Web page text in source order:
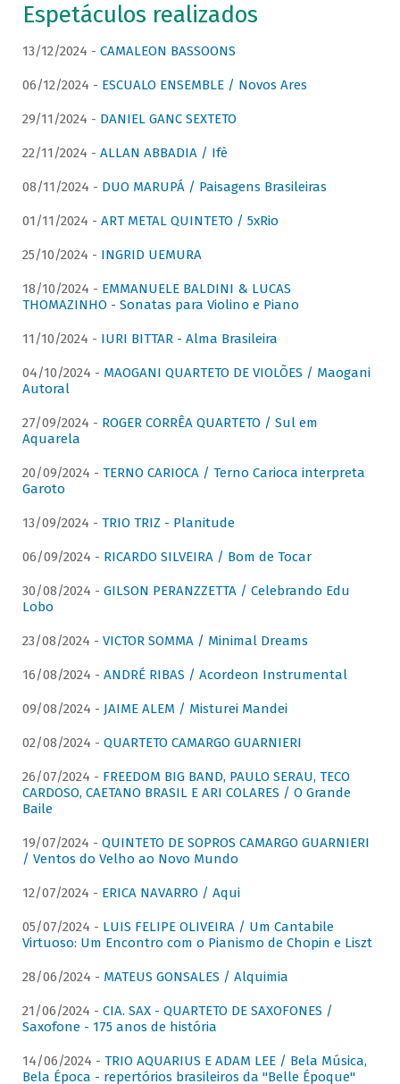
Espetáculos realizados
13/12/2024 - CAMALEON BASSOONS
06/12/2024 - ESCUALO ENSEMBLE / Novos Ares
29/11/2024 - DANIEL GANC SEXTETO
22/11/2024 - ALLAN ABBADIA / Ifè
08/11/2024 - DUO MARUPÁ / Paisagens Brasileiras
01/11/2024 - ART METAL QUINTETO / 5xRio
25/10/2024 - INGRID UEMURA
18/10/2024 - EMMANUELE BALDINI & LUCAS
THOMAZINHO - Sonatas para Violino e Piano
11/10/2024 - IURI BITTAR - Alma Brasileira
04/10/2024 - MAOGANI QUARTETO DE VIOLÕES / Maogani
Autoral
27/09/2024 - ROGER CORRÊA QUARTETO / Sul em
Aquarela
20/09/2024 - TERNO CARIOCA / Terno Carioca interpreta
Garoto
13/09/2024 - TRIO TRIZ - Planitude
06/09/2024 - RICARDO SILVEIRA / Bom de Tocar
30/08/2024 - GILSON PERANZZETTA / Celebrando Edu
Lobo
23/08/2024 - VICTOR SOMMA / Minimal Dreams
16/08/2024 - ANDRÉ RIBAS / Acordeon Instrumental
09/08/2024 - JAIME ALEM / Misturei Mandei
02/08/2024 - QUARTETO CAMARGO GUARNIERI
26/07/2024 - FREEDOM BIG BAND, PAULO SERAU, TECO
CARDOSO, CAETANO BRASIL E ARI COLARES / O Grande
Baile
19/07/2024 - QUINTETO DE SOPROS CAMARGO GUARNIERI
/ Ventos do Velho ao Novo Mundo
12/07/2024 - ERICA NAVARRO / Aqui
05/07/2024 - LUIS FELIPE OLIVEIRA / Um Cantabile
Virtuoso: Um Encontro com o Pianismo de Chopin e Liszt
28/06/2024 - MATEUS GONSALES / Alquimia
21/06/2024 - CIA. SAX - QUARTETO DE SAXOFONES /
Saxofone - 175 anos de história
14/06/2024 - TRIO AQUARIUS E ADAM LEE / Bela Música,
Bela Época - repertórios brasileiros da "Belle Époque"